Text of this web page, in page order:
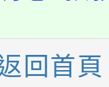
池舉行。
低收入戶
及科技
回首頁